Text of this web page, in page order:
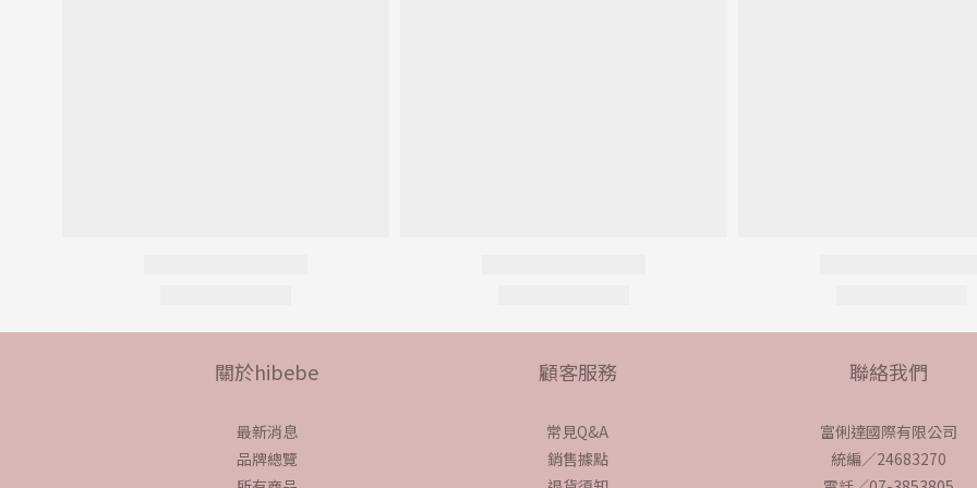
關於hibebe
最新消息
品牌總覽
顧客服務
常見Q&A
銷售據點
聯絡我們
富俐達國際有限公司
統編／24683270